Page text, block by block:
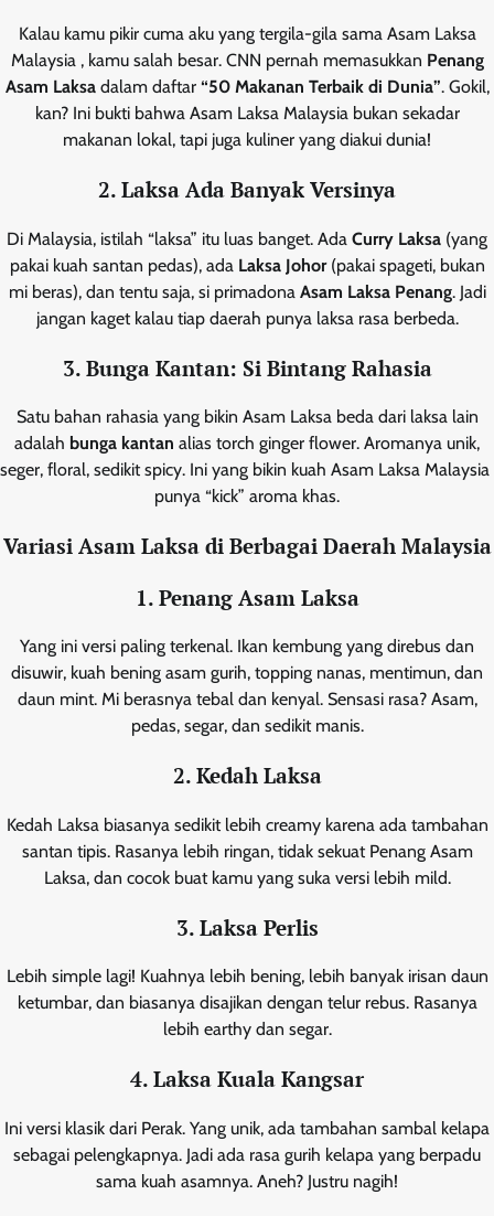
Kalau kamu pikir cuma aku yang tergila-gila sama Asam Laksa
Malaysia , kamu salah besar. CNN pernah memasukkan Penang
Asam Laksadalam daftar “50 Makanan Terbaik di Dunia”. Gokil,
kan? Ini bukti bahwa Asam Laksa Malaysia bukan sekadar
makanan lokal, tapi juga kuliner yang diakui dunia!
2. Laksa Ada Banyak Versinya
Di Malaysia, istilah “laksa” itu luas banget. Ada Curry Laksa (yang
pakai kuah santan pedas), ada Laksa Johor(pakai spageti, bukan
mi beras), dan tentu saja, si primadona Asam Laksa Penang. Jadi
jangan kaget kalau tiap daerah punya laksa rasa berbeda.
3. Bunga Kantan: Si Bintang Rahasia
Satu bahan rahasia yang bikin Asam Laksa beda dari laksa lain
adalah bunga kantan alias torch ginger flower. Aromanya unik,
seger, floral, sedikit spicy. Ini yang bikin kuah Asam Laksa Malaysia
punya “kick” aroma khas.
Variasi Asam Laksa di Berbagai Daerah Malaysia
1. Penang Asam Laksa
Yang ini versi paling terkenal. Ikan kembung yang direbus dan
disuwir, kuah bening asam gurih, topping nanas, mentimun, dan
daun mint. Mi berasnya tebal dan kenyal. Sensasi rasa? Asam,
pedas, segar, dan sedikit manis.
2. Kedah Laksa
Kedah Laksa biasanya sedikit lebih creamy karena ada tambahan
santan tipis. Rasanya lebih ringan, tidak sekuat Penang Asam
Laksa, dan cocok buat kamu yang suka versi lebih mild.
3. Laksa Perlis
Lebih simple lagi! Kuahnya lebih bening, lebih banyak irisan daun
ketumbar, dan biasanya disajikan dengan telur rebus. Rasanya
lebih earthy dan segar.
4. Laksa Kuala Kangsar
Ini versi klasik dari Perak. Yang unik, ada tambahan sambal kelapa
sebagai pelengkapnya. Jadi ada rasa gurih kelapa yang berpadu
sama kuah asamnya. Aneh? Justru nagih!